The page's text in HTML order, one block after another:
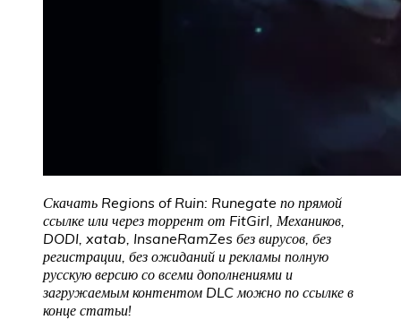
Скачать Regions of Ruin: Runegate по прямой
ссылке или через торрент от FitGirl, Механиков,
DODI, xatab, InsaneRamZes без вирусов, без
регистрации, без ожиданий и рекламы полную
русскую версию со всеми дополнениями и
загружаемым контентом DLC можно по ссылке в
конце статьи!